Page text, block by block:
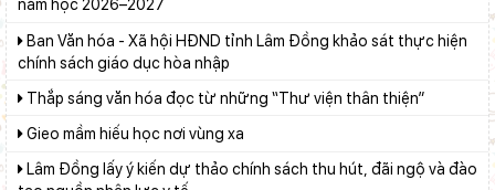
chính sách giáo dục hòa nhập
Thắp sáng văn hóa đọc từ những “Thư viện thân thiện”
Gieo mầm hiếu học nơi vùng xa
tạo nguồn nhân lực y tế